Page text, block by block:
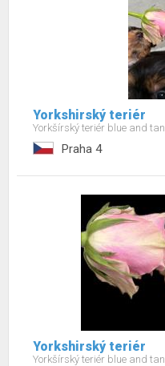
Yorkshirský teriér
Yorkšírský teriér blue and tan
Praha 4
Yorkshirský teriér
Yorkšírský teriér blue and tan